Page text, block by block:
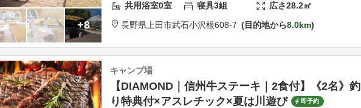
+8
共用浴室0室 寝具3組 広さ28.2㎡
長野県 上田市武石小沢根608-7 目的地から8.0km
キャンプ場
【DIAMOND｜信州牛ステーキ｜2食付】《2名》釣
り特典付×アスレチック×夏は川遊び
即予約